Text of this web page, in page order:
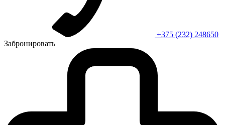
+375 (232) 248650
Забронировать